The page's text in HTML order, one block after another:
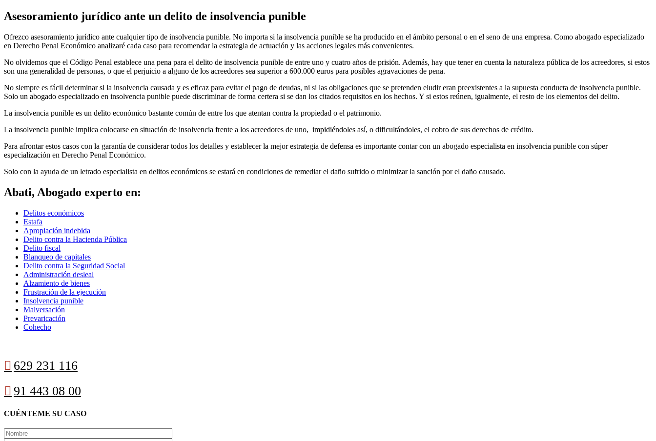
Asesoramiento jurídico ante un delito de insolvencia punible
Ofrezco asesoramiento jurídico ante cualquier tipo de insolvencia punible. No importa si la insolvencia punible se ha producido en el ámbito personal o en el seno de una empresa. Como abogado especializado
en Derecho Penal Económico analizaré cada caso para recomendar la estrategia de actuación y las acciones legales más convenientes.
No olvidemos que el Código Penal establece una pena para el delito de insolvencia punible de entre uno y cuatro años de prisión. Además, hay que tener en cuenta la naturaleza pública de los acreedores, si estos
son una generalidad de personas, o que el perjuicio a alguno de los acreedores sea superior a 600.000 euros para posibles agravaciones de pena.
No siempre es fácil determinar si la insolvencia causada y es eficaz para evitar el pago de deudas, ni si las obligaciones que se pretenden eludir eran preexistentes a la supuesta conducta de insolvencia punible.
Solo un abogado especializado en insolvencia punible puede discriminar de forma certera si se dan los citados requisitos en los hechos. Y si estos reúnen, igualmente, el resto de los elementos del delito.
La insolvencia punible es un delito económico bastante común de entre los que atentan contra la propiedad o el patrimonio.
La insolvencia punible implica colocarse en situación de insolvencia frente a los acreedores de uno, impidiéndoles así, o dificultándoles, el cobro de sus derechos de crédito.
Para afrontar estos casos con la garantía de considerar todos los detalles y establecer la mejor estrategia de defensa es importante contar con un abogado especialista en insolvencia punible con súper
especialización en Derecho Penal Económico.
Solo con la ayuda de un letrado especialista en delitos económicos se estará en condiciones de remediar el daño sufrido o minimizar la sanción por el daño causado.
Abati, Abogado experto en:
Delitos económicos
Estafa
Apropiación indebida
Delito contra la Hacienda Pública
Delito fiscal
Blanqueo de capitales
Delito contra la Seguridad Social
Administración desleal
Alzamiento de bienes
Frustración de la ejecución
Insolvencia punible
Malversación
Prevaricación
Cohecho
 629 231 116
 91 443 08 00
CUÉNTEME SU CASO